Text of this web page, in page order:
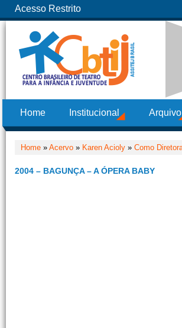
Acesso Restrito
Home Institucional Arquivo
Home » Acervo » Karen Acioly » Como
2004 – BAGUNÇA – A ÓPERA BABY